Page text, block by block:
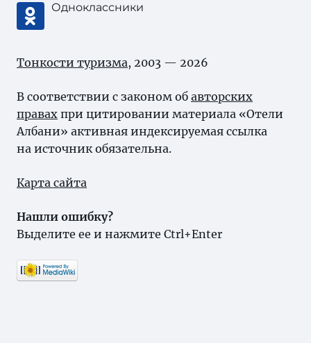
Одноклассники
Тонкости туризма, 2003 — 2026
В соответствии с законом об авторских
правах при цитировании материала «Отели
Албани» активная индексируемая ссылка
на источник обязательна.
Карта сайта
Нашли ошибку?
Выделите ее и нажмите Ctrl+Enter